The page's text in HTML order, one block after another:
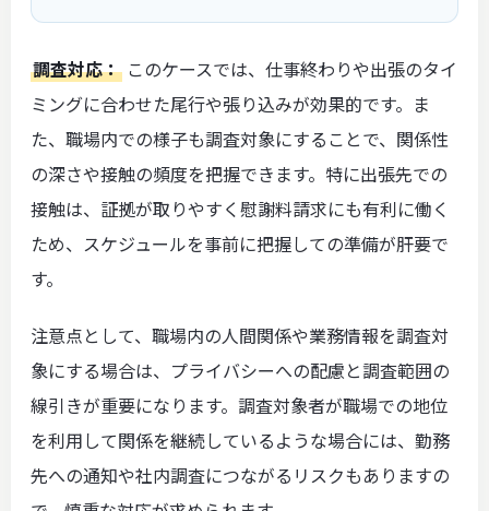
調査対応： このケースでは、仕事終わりや出張のタイ
ミングに合わせた尾行や張り込みが効果的です。ま
た、職場内での様子も調査対象にすることで、関係性
の深さや接触の頻度を把握できます。特に出張先での
接触は、証拠が取りやすく慰謝料請求にも有利に働く
ため、スケジュールを事前に把握しての準備が肝要で
す。
注意点として、職場内の人間関係や業務情報を調査対
象にする場合は、プライバシーへの配慮と調査範囲の
線引きが重要になります。調査対象者が職場での地位
を利用して関係を継続しているような場合には、勤務
先への通知や社内調査につながるリスクもありますの